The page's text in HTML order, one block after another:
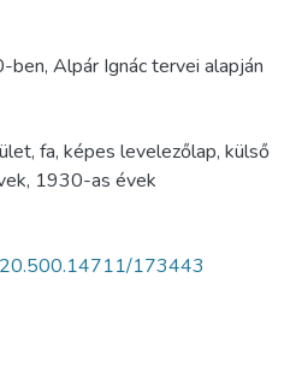
Alpár Ignác tervei alapján
, fa, képes levelezőlap, külső
, 1930-as évek
20.500.14711/173443